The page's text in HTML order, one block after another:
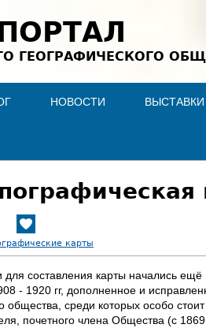
ГЕОГРАФИЧЕСКОГО
НОВОСТИ ВЫСТАВКИ
карты
составления карты начались
- 1920 гг, дополненное и
общества, среди которых особо
почетного члена Общества (с